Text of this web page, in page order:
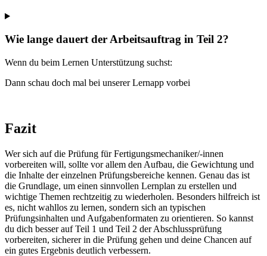
Wie lange dauert der Arbeitsauftrag in Teil 2?
Wenn du beim Lernen Unterstützung suchst:
Dann schau doch mal bei unserer Lernapp vorbei
Fazit
Wer sich auf die Prüfung für Fertigungsmechaniker/-innen
vorbereiten will, sollte vor allem den Aufbau, die Gewichtung und
die Inhalte der einzelnen Prüfungsbereiche kennen. Genau das ist
die Grundlage, um einen sinnvollen Lernplan zu erstellen und
wichtige Themen rechtzeitig zu wiederholen. Besonders hilfreich ist
es, nicht wahllos zu lernen, sondern sich an typischen
Prüfungsinhalten und Aufgabenformaten zu orientieren. So kannst
du dich besser auf Teil 1 und Teil 2 der Abschlussprüfung
vorbereiten, sicherer in die Prüfung gehen und deine Chancen auf
ein gutes Ergebnis deutlich verbessern.